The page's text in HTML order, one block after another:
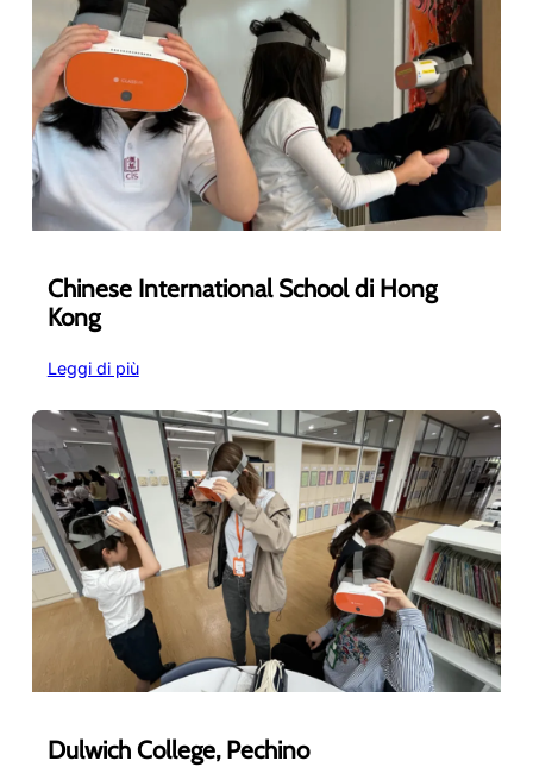
Chinese International School di Hong
Kong
Leggi di più:
International
School
Hong
Kong
Dulwich College, Pechino